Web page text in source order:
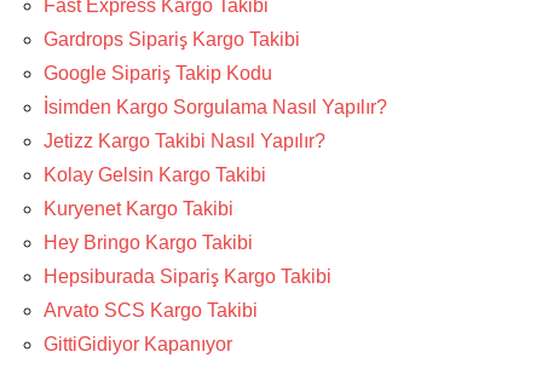
Fast Express Kargo Takibi
Gardrops Sipariş Kargo Takibi
Google Sipariş Takip Kodu
İsimden Kargo Sorgulama Nasıl Yapılır?
Jetizz Kargo Takibi Nasıl Yapılır?
Kolay Gelsin Kargo Takibi
Kuryenet Kargo Takibi
Hey Bringo Kargo Takibi
Hepsiburada Sipariş Kargo Takibi
Arvato SCS Kargo Takibi
GittiGidiyor Kapanıyor